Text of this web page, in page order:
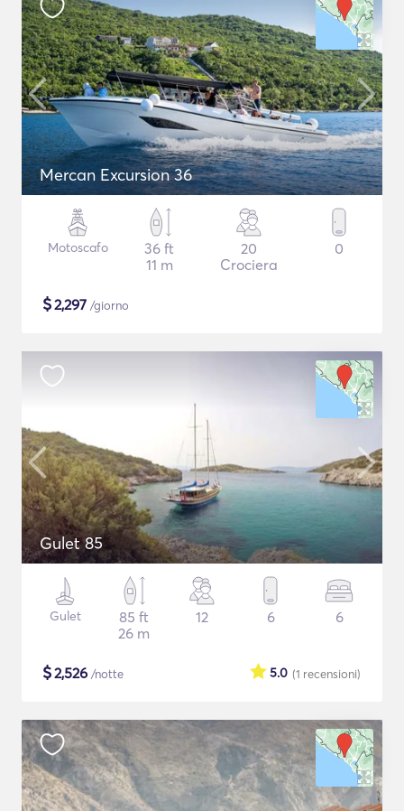
Mercan Excursion 36
Motoscafo
36 ft
11 m
20
Crociera
0
$2,297 /giorno
Gulet 85
Gulet
85 ft
26 m
12 6 6
$2,526 /notte (1 recensioni)
5.0